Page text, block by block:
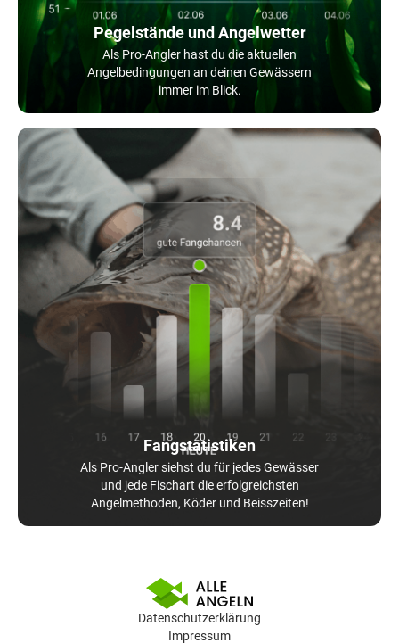
Pegelstände und Angelwetter
Als Pro-Angler hast du die aktuellen
Angelbedingungen an deinen Gewässern
immer im Blick.
Fangstatistiken
Als Pro-Angler siehst du für jedes Gewässer
und jede Fischart die erfolgreichsten
Angelmethoden, Köder und Beisszeiten!
Datenschutzerklärung
Impressum